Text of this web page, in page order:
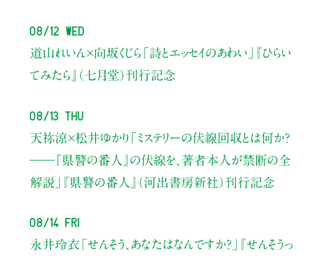
08/12 Wed
道山れいん×向坂くじら 「詩とエッセイのあわい」
『ひらい
てみたら』（七月堂）刊行記念
08/13 Thu
天祢涼×松井ゆかり 「ミステリーの伏線回収とは何か？
――『県警の番人』の伏線を、著者本人が禁断の全
解説」
『県警の番人』（河出書房新社）刊行記念
08/14 Fri
永井玲衣 「せんそう、あなたはなんですか？」
『せんそうっ